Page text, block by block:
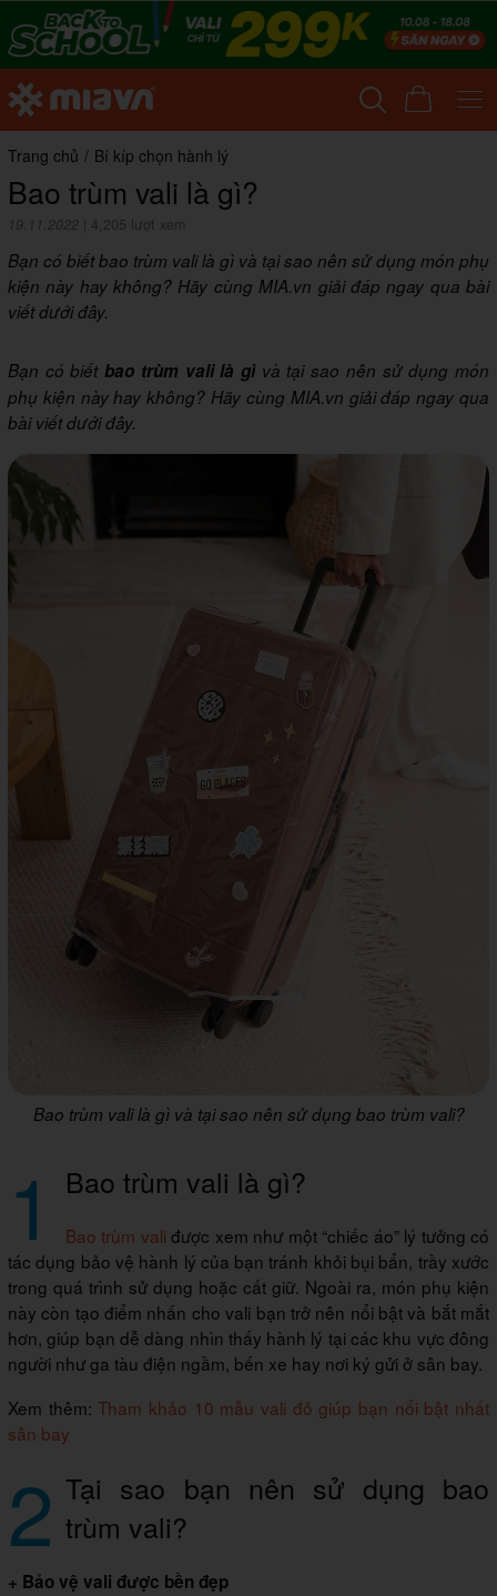
Trang chủ / Bí kíp chọn hành lý
Bao trùm vali là gì?
19.11.2022 4,205 lượt xem
Bạn có biết bao trùm vali là gì và tại sao nên sử dụng món phụ
kiện này hay không? Hãy cùng MIA.vn giải đáp ngay qua bài
viết dưới đây.
Bạn có biết bao trùm vali là gì và tại sao nên sử dụng món
phụ kiện này hay không? Hãy cùng MIA.vn giải đáp ngay qua
bài viết dưới đây.
Bao trùm vali là gì và tại sao nên sử dụng bao trùm vali?
1 Bao trùm vali là gì?
Bao trùm vali được xem như một “chiếc áo” lý tưởng có
tác dụng bảo vệ hành lý của bạn tránh khỏi bụi bẩn, trầy xước
trong quá trình sử dụng hoặc cất giữ. Ngoài ra, món phụ kiện
này còn tạo điểm nhấn cho vali bạn trở nên nổi bật và bắt mắt
hơn, giúp bạn dễ dàng nhìn thấy hành lý tại các khu vực đông
người như ga tàu điện ngầm, bến xe hay nơi ký gửi ở sân bay.
Xem thêm:Tham khảo 10 mẫu vali đỏ giúp bạn nổi bật nhất
sân bay
2 Tại sao bạn nên sử dụng bao
trùm vali?
+ Bảo vệ vali được bền đẹp